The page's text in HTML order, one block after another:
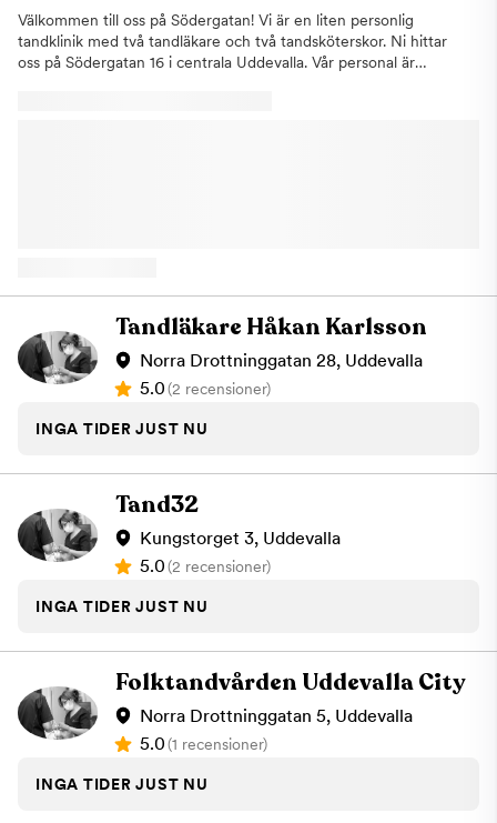
tandhygienister och patientkoordinatorer. Tillsammans arbetar
vi för att ge dig högkvalitativ tandvård och en positiv upplevelse
– varje gång. Välkommen att boka tid hos Uddevalla Tandhälsa
– för en enklare, tryggare och mer omtänksam tandvård.
Välkommen till oss på Södergatan! Vi är en liten personlig
tandklinik med två tandläkare och två tandsköterskor. Ni hittar
oss på Södergatan 16 i centrala Uddevalla. Vår personal är
Tandläkare Håkan Karlsson
Norra Drottninggatan 28, Uddevalla
5.0(2 recensioner)
INGA TIDER JUST NU
Tand32
Kungstorget 3, Uddevalla
5.0(2 recensioner)
INGA TIDER JUST NU
Folktandvården Uddevalla City
Norra Drottninggatan 5, Uddevalla
5.0(1 recensioner)
INGA TIDER JUST NU